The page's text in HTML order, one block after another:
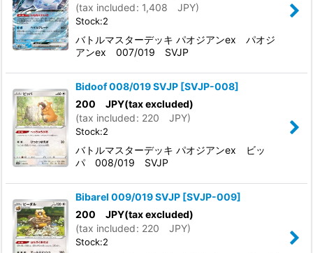
(tax included: 1,408 JPY)
Stock:2
バトルマスターデッキ パオジアンex パオジ
アンex 007/019 SVJP
Bidoof 008/019 SVJP [SVJP-008]
200 JPY(tax excluded)
(tax included: 220 JPY)
Stock:2
バトルマスターデッキ パオジアンex ビッ
パ 008/019 SVJP
Bibarel 009/019 SVJP [SVJP-009]
200 JPY(tax excluded)
(tax included: 220 JPY)
Stock:2